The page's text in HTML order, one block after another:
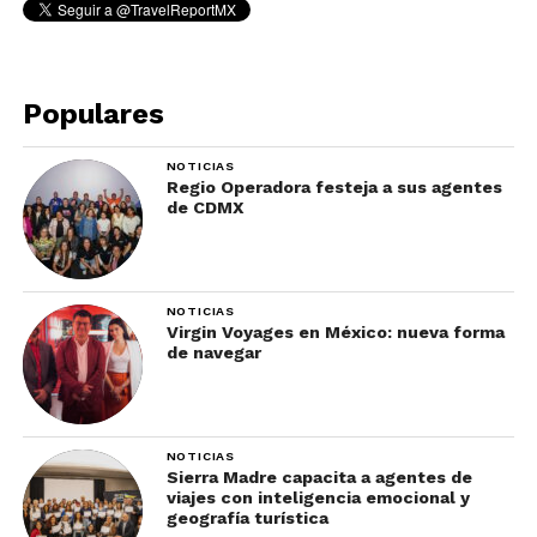
A 36 km dePuerto Vallarta y alejadas del trajín
humano, se distinguen las
pequeño archipiélago en el que habitan cientos de
especies, como los simpáticos pájaros bobos de
patas azules y a la que arriban las ballenas
jorobadas durante el invierno. De origen
volcánico, las peculiares formaciones de sus
Populares
NOTICIAS
Regio Operadora festeja a sus agentes
de CDMX
NOTICIAS
Virgin Voyages en México: nueva forma
de navegar
NOTICIAS
Sierra Madre capacita a agentes de
viajes con inteligencia emocional y
geografía turística